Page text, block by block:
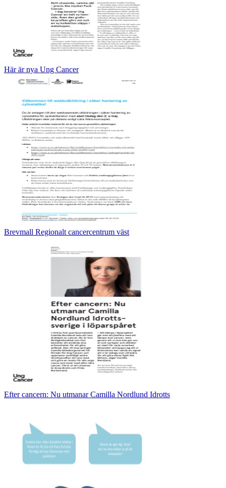
Här är nya Ung Cancer
Brevmall Regionalt cancercentrum väst
Efter cancern: Nu utmanar Camilla Nordlund Idrotts